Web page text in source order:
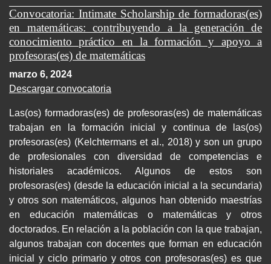
Convocatoria: Intimate Scholarship de formadoras(es)
en matemáticas: contribuyendo a la generación de
conocimiento práctico en la formación y apoyo a
profesoras(es) de matemáticas
marzo 6, 2024
Descargar convocatoria
Las(os) formadoras(es) de profesoras(es) de matemáticas
trabajan en la formación inicial y continua de las(os)
profesoras(es) (Kelchtermans et al., 2018) y son un grupo
de profesionales con diversidad de competencias e
historiales académicos. Algunos de estos son
profesoras(es) (desde la educación inicial a la secundaria)
y otros son matemáticos, algunos han obtenido maestrías
en educación matemáticas o matemáticas y otros
doctorados. En relación a la población con la que trabajan,
algunos trabajan con docentes que forman en educación
inicial y ciclo primario y otros con profesoras(es) es que